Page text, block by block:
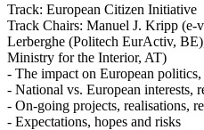
Track: European Citizen Initiative
Track Chairs: Manuel J. Kripp (e-
Lerberghe (Politech EurActiv,
Ministry for the Interior, AT)
- The impact on European
- National vs. European interests,
- On-going projects, realisations,
- Expectations, hopes and risks